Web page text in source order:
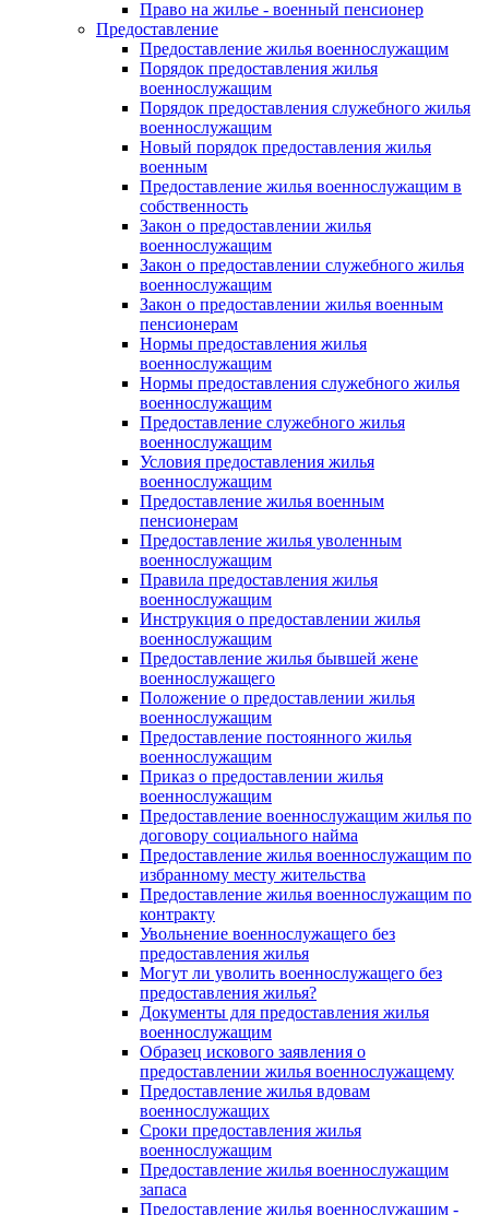
Право на жилье - военный пенсионер
Предоставление
Предоставление жилья военнослужащим
Порядок предоставления жилья
военнослужащим
Порядок предоставления служебного жилья
военнослужащим
Новый порядок предоставления жилья
военным
Предоставление жилья военнослужащим в
собственность
Закон о предоставлении жилья
военнослужащим
Закон о предоставлении служебного жилья
военнослужащим
Закон о предоставлении жилья военным
пенсионерам
Нормы предоставления жилья
военнослужащим
Нормы предоставления служебного жилья
военнослужащим
Предоставление служебного жилья
военнослужащим
Условия предоставления жилья
военнослужащим
Предоставление жилья военным
пенсионерам
Предоставление жилья уволенным
военнослужащим
Правила предоставления жилья
военнослужащим
Инструкция о предоставлении жилья
военнослужащим
Предоставление жилья бывшей жене
военнослужащего
Положение о предоставлении жилья
военнослужащим
Предоставление постоянного жилья
военнослужащим
Приказ о предоставлении жилья
военнослужащим
Предоставление военнослужащим жилья по
договору социального найма
Предоставление жилья военнослужащим по
избранному месту жительства
Предоставление жилья военнослужащим по
контракту
Увольнение военнослужащего без
предоставления жилья
Могут ли уволить военнослужащего без
предоставления жилья?
Документы для предоставления жилья
военнослужащим
Образец искового заявления о
предоставлении жилья военнослужащему
Предоставление жилья вдовам
военнослужащих
Сроки предоставления жилья
военнослужащим
Предоставление жилья военнослужащим
запаса
Предоставление жилья военнослужащим -